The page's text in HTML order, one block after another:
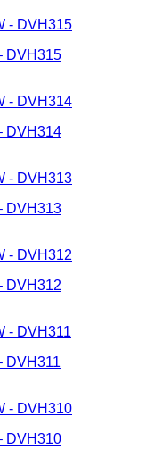
DVH315
DVH314
DVH313
DVH312
DVH311
DVH310